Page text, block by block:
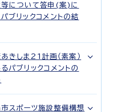
等について答申(案)に
ブリックコメントの結
きしま21計画（素案）
パブリックコメントの
市スポーツ施設整備構想